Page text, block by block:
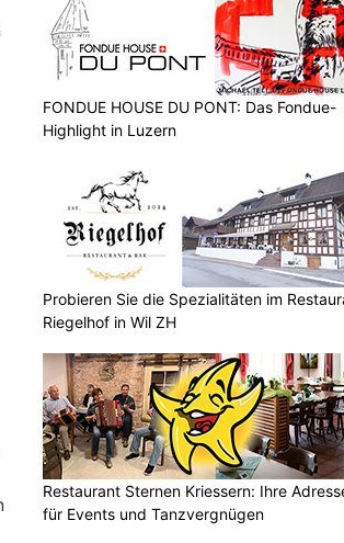
FONDUE HOUSE DU PONT: Das Fondue-
Highlight in Luzern
Probieren Sie die Spezialitäten im
Riegelhof in Wil ZH
Restaurant Sternen Kriessern: Ihre
für Events und Tanzvergnügen